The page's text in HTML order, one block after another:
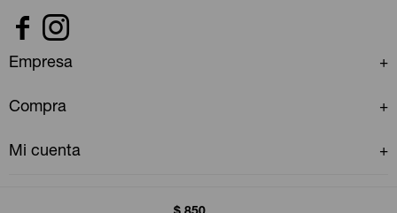
 
Empresa
Compra
Mi cuenta